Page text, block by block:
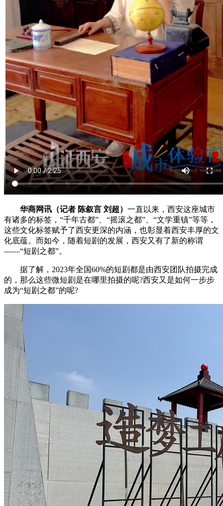
华商网讯（记者 陈叙言 刘超） 一直以来，西安这座城市
有诸多的标签，“千年古都”、“摇滚之都”、“文学重镇”等等，
这些文化标签赋予了西安更深的内涵，也彰显着西安丰厚的文
化底蕴。而如今，随着短剧的发展，西安又有了新的称谓
——“短剧之都”。
据了解，2023年全国60%的短剧都是由西安团队拍摄完成
的，那么这些微短剧是在哪里拍摄的呢?西安又是如何一步步
成为“短剧之都”的呢?